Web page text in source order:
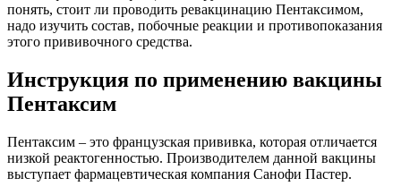
понять, стоит ли проводить ревакцинацию Пентаксимом,
надо изучить состав, побочные реакции и противопоказания
этого прививочного средства.
Инструкция по применению вакцины
Пентаксим
Пентаксим – это французская прививка, которая отличается
низкой реактогенностью. Производителем данной вакцины
выступает фармацевтическая компания Санофи Пастер.